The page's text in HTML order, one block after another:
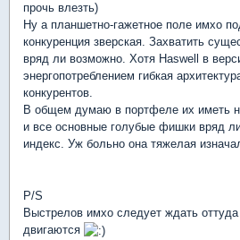
прочь влезть)
Ну а планшетно-гажетное поле имхо
конкуренция зверская. Захватить
вряд ли возможно. Хотя Haswell в
энергопотреблением гибкая
конкурентов.
В общем думаю в портфеле их иметь
и все основные голубые фишки вряд
индекс. Уж больно она тяжелая
P/S
Выстрелов имхо следует ждать оттуда
двигаются